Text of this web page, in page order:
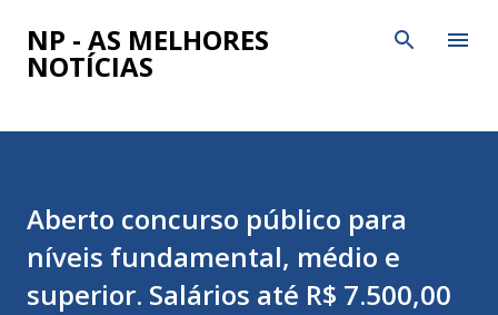
Pular para o conteúdo principal
NP - AS MELHORES
NOTÍCIAS
Aberto concurso público para
níveis fundamental, médio e
superior. Salários até R$ 7.500,00